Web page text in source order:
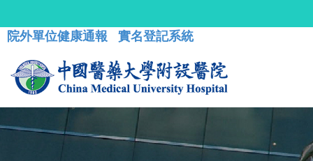
院外單位健康通報 實名登記系統